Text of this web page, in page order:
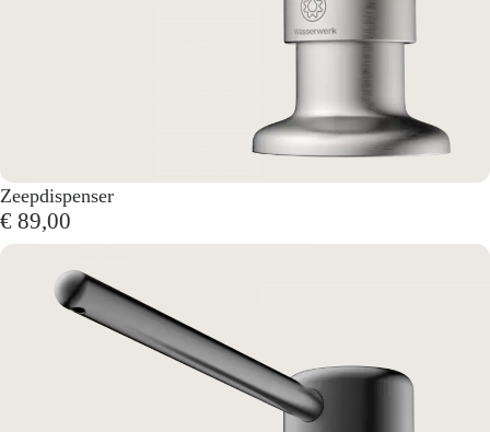
Zeepdispenser
€ 89,00